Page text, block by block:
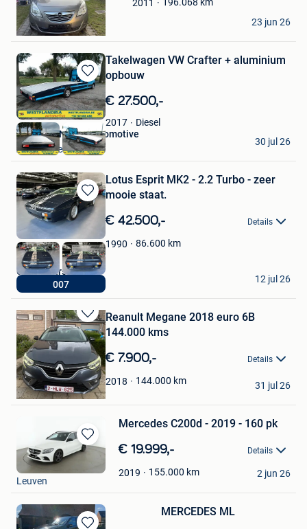
2011
James
Gent
23 jun 26
Bewaren
in
Mijn
Favorieten
Takelwagen VW Crafter + aluminium
opbouw
€ 27.500,-
2017
Diesel
WESTFLANDRIA automotive
Zuienkerke
30 jul 26
Bewaren
in
Mijn
Favorieten
007
Lotus Esprit MK2 - 2.2 Turbo - zeer
mooie staat.
€ 42.500,- Details
1990 86.600 km
Castle Cars
Dendermonde
12 jul 26
Bewaren
in
Mijn
Favorieten
Reanult Megane 2018 euro 6B
144.000 kms
€ 7.900,- Details
2018 144.000 km
James
Mechelen
31 jul 26
Bewaren
in
Mijn
Mercedes C200d - 2019 - 160 pk
€ 19.999,- Details
2019 155.000 km
James Gats
Leuven
2 jun 26
MERCEDES ML